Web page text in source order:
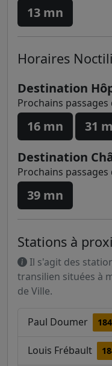
13 mn
Horaires
Destination
Prochains passages
16 mn
31
Destination
Prochains passages
39 mn
Stations à
Il s'agit des
transilien situées à
de Ville.
Paul Doumer 184
Louis Frébault